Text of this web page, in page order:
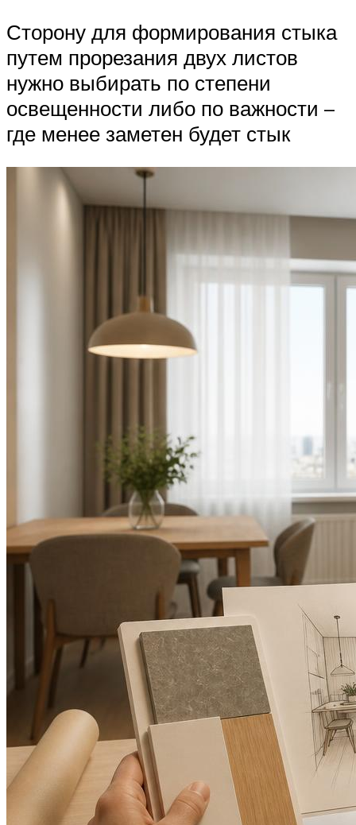
Сторону для формирования стыка
путем прорезания двух листов
нужно выбирать по степени
освещенности либо по важности –
где менее заметен будет стык